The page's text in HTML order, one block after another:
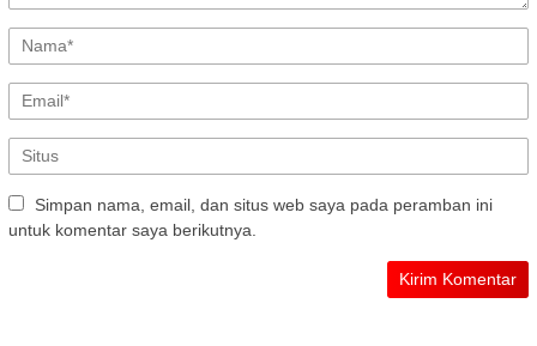
Simpan nama, email, dan situs web saya pada peramban ini
untuk komentar saya berikutnya.